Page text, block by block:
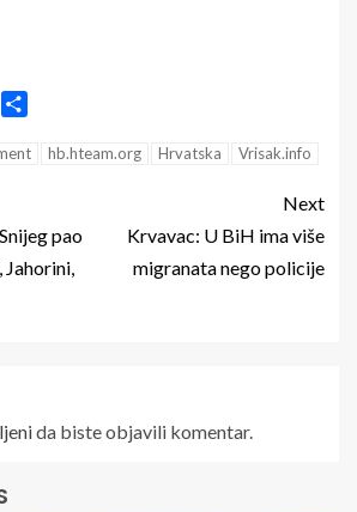
VK
hb.hteam.org Hrvatska Vrisak.info
pao
Jahorini,
Next
Krvavac: U BiH ima više
migranata nego policije
da biste objavili komentar.